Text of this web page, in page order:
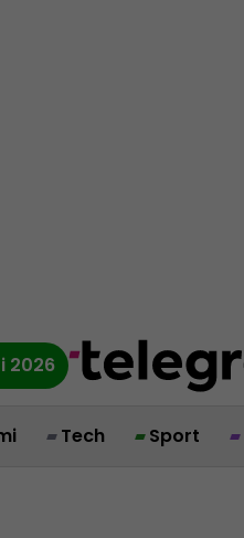
2026
Tech Sport